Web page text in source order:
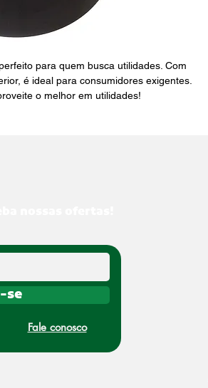
para quem busca utilidades. Com
é ideal para consumidores exigentes.
o melhor em utilidades!
se
Fale conosco